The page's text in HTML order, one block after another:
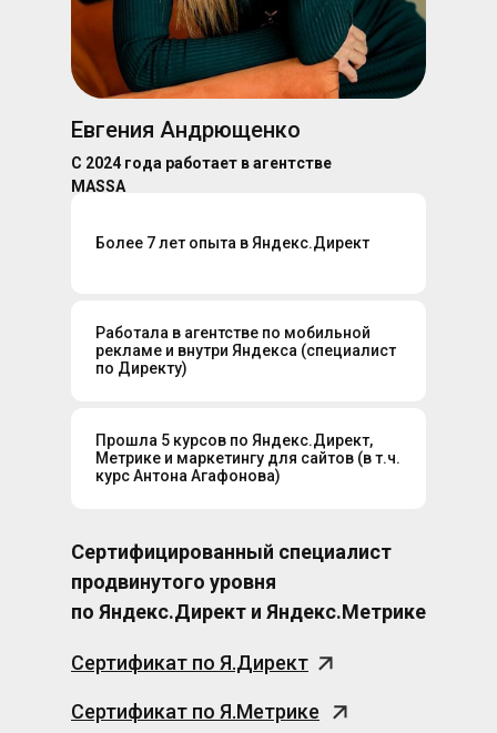
С 2024 года работает в агентстве
MASSA
Более 7 лет опыта в Яндекс.Директ
Работала в агентстве по мобильной
рекламе и внутри Яндекса (специалист
по Директу)
Прошла 5 курсов по Яндекс.Директ,
Метрике и маркетингу для сайтов (в т.ч.
курс Антона Агафонова)
Сертифицированный специалист
продвинутого уровня
по Яндекс.Директ и Яндекс.Метрике
Евгения Андрющенко
Сертификат по Я.Метрике
Сертификат по Я.Директ